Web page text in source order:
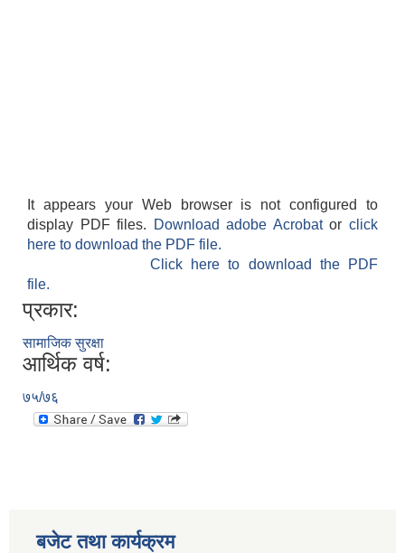
It appears your Web browser is not configured to
display PDF files.
Download adobe Acrobatorclick
here to download the PDF file.
Click here to download the PDF
file.
प्रकार:
सामाजिक सुरक्षा
आर्थिक वर्ष:
७५/७६
बजेट तथा कार्यक्रम